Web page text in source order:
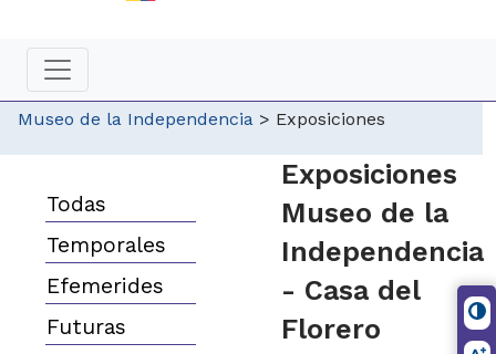
Museo de la Independencia > Exposiciones
Todas
Temporales
Efemerides
Futuras
​​Exposiciones
Museo de la
Independencia
- Casa del
Florero